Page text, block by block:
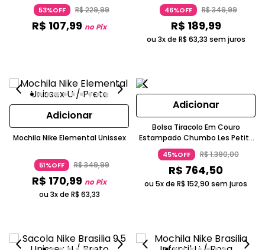
53%OFF R$229,99
R$ 107,99 no Pix
46%OFF R$349,99
R$ 189,99
ou 3x de R$ 63,33 sem juros
Adicionar
Mochila Nike Elemental Unissex
51%OFF R$349,99
R$ 170,99 no Pix
ou 3x de R$ 63,33
Adicionar
Bolsa Tiracolo Em Couro
Estampado Chumbo Les Petits
Joueurs
45%OFF R$1.390,00
R$ 764,50
ou 5x de R$ 152,90 sem juros